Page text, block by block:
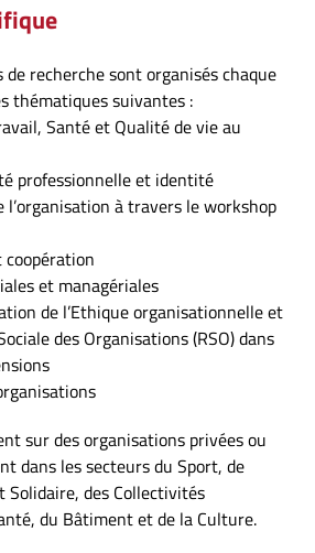
recherche sont organisés chaque
thématiques suivantes :
Santé et Qualité de vie au
professionnelle et identité
l’organisation à travers le workshop
coopération
et managériales
de l’Ethique organisationnelle et
des Organisations (RSO) dans
sur des organisations privées ou
dans les secteurs du Sport, de
Solidaire, des Collectivités
du Bâtiment et de la Culture.